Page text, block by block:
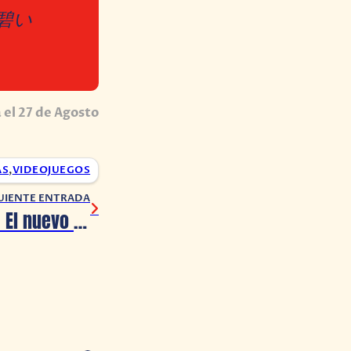
い
27 de Agosto
,VIDEOJUEGOS
ENTRADA
«Vienes y vas»: El nuevo sencillo de Annasofia